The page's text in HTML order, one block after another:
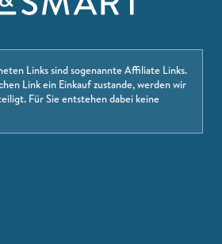
Links sind sogenannte Affiliate Links.
Link ein Einkauf zustande, werden wir
Für Sie entstehen dabei keine